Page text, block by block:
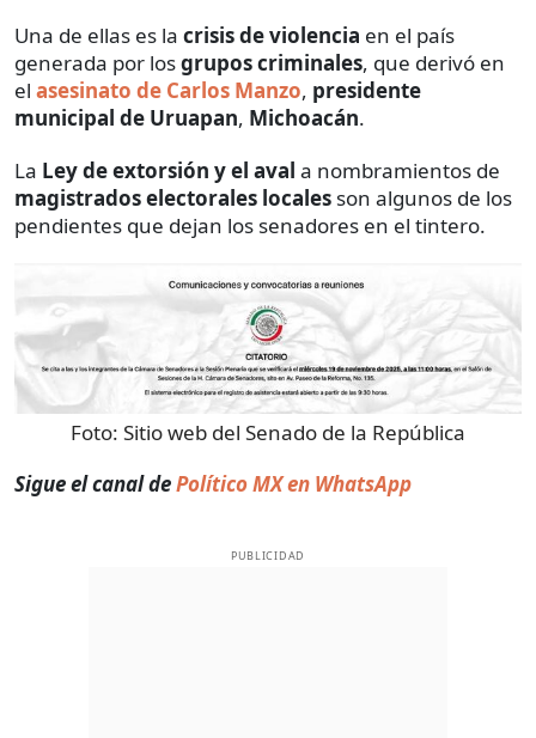
Una de ellas es la crisis de violencia en el país
generada por losgrupos criminales, que derivó en
el asesinato de Carlos Manzo, presidente
municipal de Uruapan, Michoacán.
La Ley de extorsión y el aval a nombramientos de
magistrados electorales locales son algunos de los
pendientes que dejan los senadores en el tintero.
Foto: Sitio web del Senado de la República
Sigue el canal dePolítico MX en WhatsApp
PUBLICIDAD